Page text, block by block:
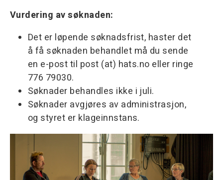
Vurdering av søknaden:
Det er løpende søknadsfrist, haster det
å få søknaden behandlet må du sende
en e-post til post (at) hats.no eller ringe
776 79030.
Søknader behandles ikke i juli.
Søknader avgjøres av administrasjon,
og styret er klageinnstans.